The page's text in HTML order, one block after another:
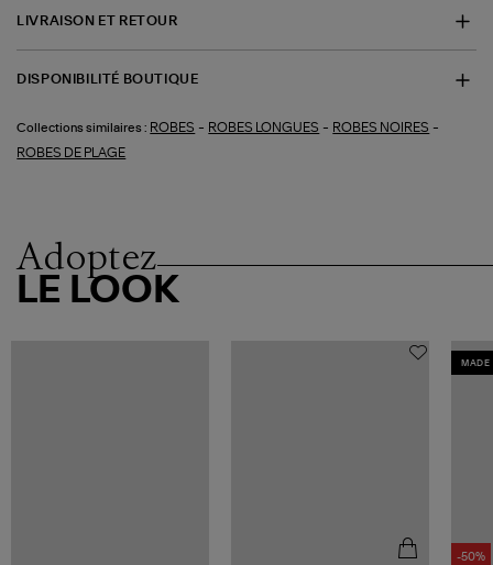
LIVRAISON ET RETOUR
DISPONIBILITÉ BOUTIQUE
Collections similaires : ROBES - ROBES LONGUES - ROBES NOIRES -
ROBES DE PLAGE
Adoptez
LE LOOK
MADE
-50%